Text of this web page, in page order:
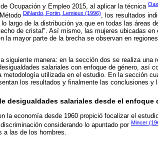
Ocupación y Empleo 2015, al aplicar la técnica
DiNardo, Fortin, Lemieux (1996), los resultados
largo de la distribución ya que en todas las áreas
de cristal". Así mismo, las mujeres ubicadas en
la mayor parte de la brecha se observan en
siguiente manera: en la sección dos se realiza una
salariales con enfoque de género, así
utilizada en el estudio. En la sección
los resultados y finalmente las conclusiones y
desigualdades salariales desde el enfoque
la economía desde 1960 propició focalizar el
considerando lo apuntado por Mincer
a las de los hombres.